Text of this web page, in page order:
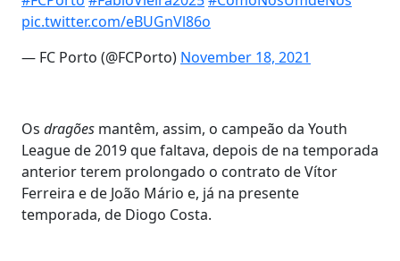
pic.twitter.com/eBUGnVl86o
— FC Porto (@FCPorto) November 18, 2021
Os dragões mantêm, assim, o campeão da Youth
League de 2019 que faltava, depois de na temporada
anterior terem prolongado o contrato de Vítor
Ferreira e de João Mário e, já na presente
temporada, de Diogo Costa.